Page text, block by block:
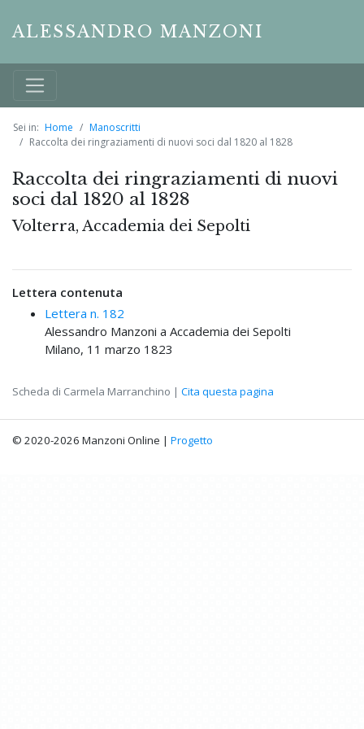
ALESSANDRO MANZONI
Sei in: Home
Manoscritti
Raccolta dei ringraziamenti di nuovi soci dal 1820 al 1828
Raccolta dei ringraziamenti di nuovi
soci dal 1820 al 1828
Volterra, Accademia dei Sepolti
Lettera contenuta
Lettera n. 182
Alessandro Manzoni a Accademia dei Sepolti
Milano, 11 marzo 1823
Scheda di Carmela Marranchino | Cita questa pagina
© 2020-2026 Manzoni Online | Progetto